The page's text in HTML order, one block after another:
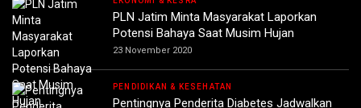
PLN Jatim Minta Masyarakat Laporkan
Potensi Bahaya Saat Musim Hujan
23 November 2020
PENDIDIKAN & KESEHATAN
Pentingnya Penderita Diabetes Jadwalkan